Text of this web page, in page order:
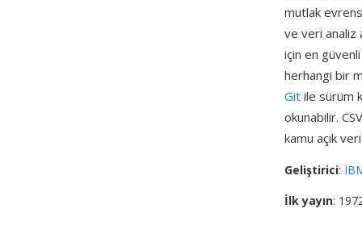
mutlak
ve veri analiz
için en
herhangi bir
Git ile sürüm
okunabilir.
kamu açık
Geliştirici:
İlk yayın: